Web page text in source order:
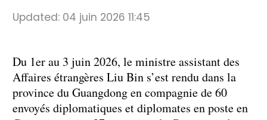
Updated: 04 juin 2026 11:45
Du 1er au 3 juin 2026, le ministre assistant des
Affaires étrangères Liu Bin s’est rendu dans la
province du Guangdong en compagnie de 60
envoyés diplomatiques et diplomates en poste en